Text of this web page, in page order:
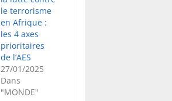
le terrorisme
en Afrique :
les 4 axes
prioritaires
de l’AES
27/01/2025
Dans
"MONDE"